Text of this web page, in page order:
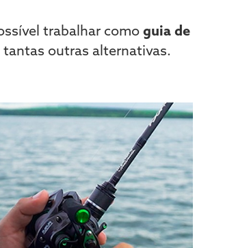
trabalhar como guia de
outras alternativas.